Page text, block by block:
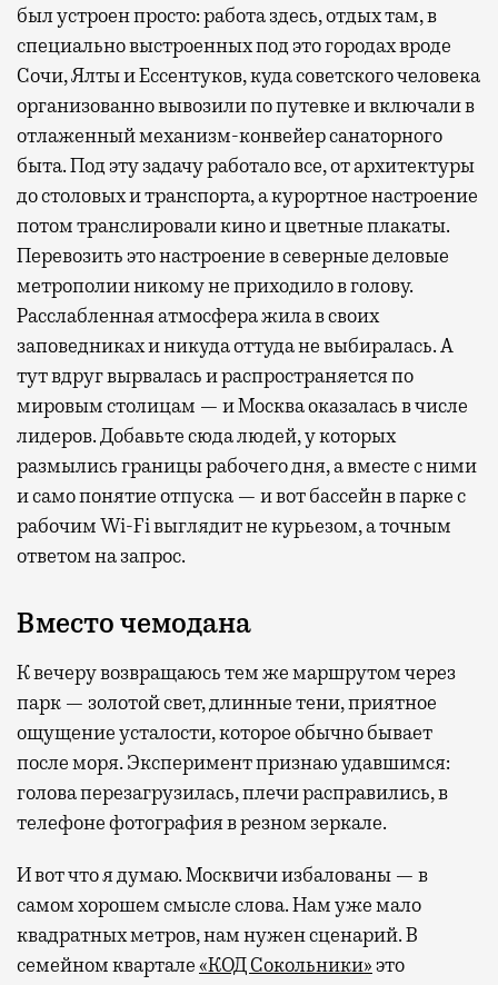
был устроен просто: работа здесь, отдых там, в
специально выстроенных под это городах вроде
Сочи, Ялты и Ессентуков, куда советского человека
организованно вывозили по путевке и включали в
отлаженный механизм-конвейер санаторного
быта. Под эту задачу работало все, от архитектуры
до столовых и транспорта, а курортное настроение
потом транслировали кино и цветные плакаты.
Перевозить это настроение в северные деловые
метрополии никому не приходило в голову.
Расслабленная атмосфера жила в своих
заповедниках и никуда оттуда не выбиралась. А
тут вдруг вырвалась и распространяется по
мировым столицам — и Москва оказалась в числе
лидеров. Добавьте сюда людей, у которых
размылись границы рабочего дня, а вместе с ними
и само понятие отпуска — и вот бассейн в парке с
рабочим Wi-Fi выглядит не курьезом, а точным
ответом на запрос.
Вместо чемодана
К вечеру возвращаюсь тем же маршрутом через
парк — золотой свет, длинные тени, приятное
ощущение усталости, которое обычно бывает
после моря. Эксперимент признаю удавшимся:
голова перезагрузилась, плечи расправились, в
телефоне фотография в резном зеркале.
И вот что я думаю. Москвичи избалованы — в
самом хорошем смысле слова. Нам уже мало
квадратных метров, нам нужен сценарий. В
семейном квартале«КОД Сокольники»это